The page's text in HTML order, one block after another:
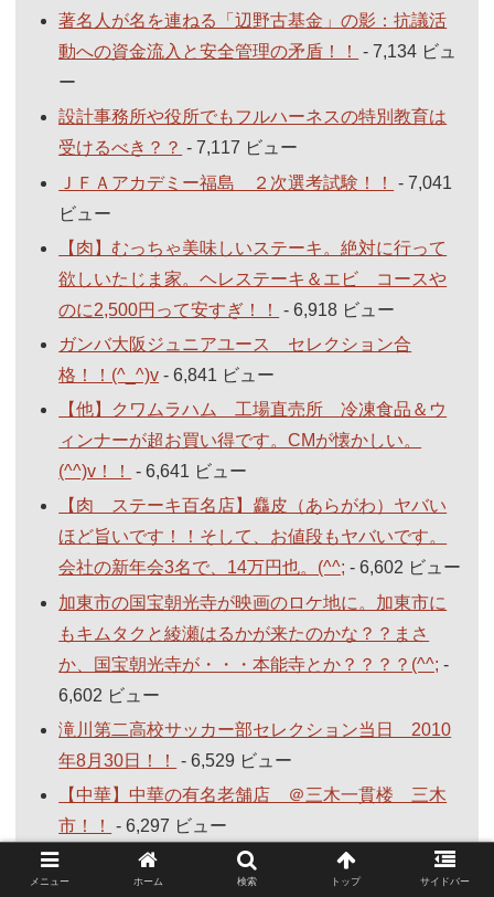
著名人が名を連ねる「辺野古基金」の影：抗議活
動への資金流入と安全管理の矛盾！！
- 7,134 ビュ
ー
設計事務所や役所でもフルハーネスの特別教育は
受けるべき？？ - 7,117 ビュー
ＪＦＡアカデミー福島 ２次選考試験！！
- 7,041
ビュー
【肉】むっちゃ美味しいステーキ。絶対に行って
欲しいたじま家。ヘレステーキ＆エビ コースや
のに2,500円って安すぎ！！
- 6,918 ビュー
ガンバ大阪ジュニアユース セレクション合
格！！(^_^)v - 6,841 ビュー
【他】クワムラハム 工場直売所 冷凍食品＆ウ
ィンナーが超お買い得です。CMが懐かしい。
(^^)v！！
- 6,641 ビュー
【肉 ステーキ百名店】麤皮（あらがわ）ヤバい
ほど旨いです！！そして、お値段もヤバいです。
会社の新年会3名で、14万円也。(^^; - 6,602 ビュー
加東市の国宝朝光寺が映画のロケ地に。加東市に
もキムタクと綾瀬はるかが来たのかな？？まさ
か、国宝朝光寺が・・・本能寺とか？？？？(^^; -
6,602 ビュー
滝川第二高校サッカー部セレクション当日 2010
年8月30日！！
- 6,529 ビュー
【中華】中華の有名老舗店 ＠三木一貫楼 三木
市！！
- 6,297 ビュー
【洋食 百名店】洋食の朝日 どれくらい待てば
入店できるのか？？ビフカツ定食1700円 + クリ
メニュー ホーム 検索 トップ サイドバー